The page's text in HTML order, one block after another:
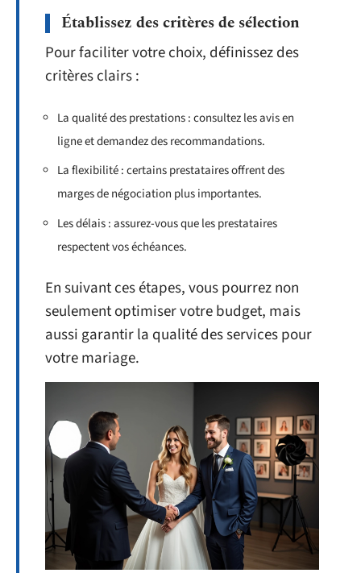
Établissez des critères de sélection
Pour faciliter votre choix, définissez des
critères clairs :
La qualité des prestations : consultez les avis en
ligne et demandez des recommandations.
La flexibilité : certains prestataires offrent des
marges de négociation plus importantes.
Les délais : assurez-vous que les prestataires
respectent vos échéances.
En suivant ces étapes, vous pourrez non
seulement optimiser votre budget, mais
aussi garantir la qualité des services pour
votre mariage.